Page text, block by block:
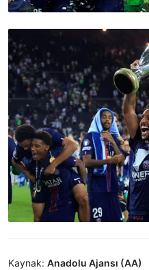
Kaynak: Anadolu Ajansı (AA)